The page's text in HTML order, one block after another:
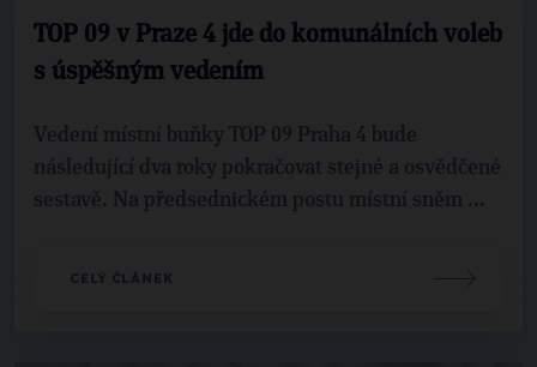
TOP 09 v Praze 4 jde do komunálních voleb
s úspěšným vedením
Vedení místní buňky TOP 09 Praha 4 bude
následující dva roky pokračovat stejné a osvědčené
sestavě. Na předsednickém postu místní sněm ...
CELÝ ČLÁNEK